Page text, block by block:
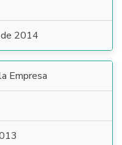
de 2014
Empresa